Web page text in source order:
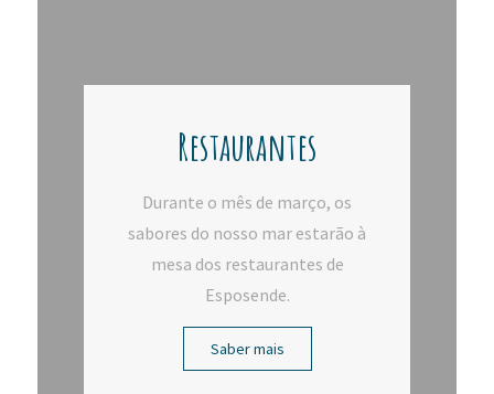
Restaurantes
Durante o mês de março, os
sabores do nosso mar estarão à
mesa dos restaurantes de
Esposende.
Saber mais